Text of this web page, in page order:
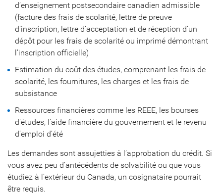
d’enseignement postsecondaire canadien admissible
(facture des frais de scolarité, lettre de preuve
d’inscription, lettre d’acceptation et de réception d’un
dépôt pour les frais de scolarité ou imprimé démontrant
l’inscription officielle)
Estimation du coût des études, comprenant les frais de
scolarité, les fournitures, les charges et les frais de
subsistance
Ressources financières comme les REEE, les bourses
d’études, l’aide financière du gouvernement et le revenu
d’emploi d’été
Les demandes sont assujetties à l’approbation du crédit. Si
vous avez peu d’antécédents de solvabilité ou que vous
étudiez à l’extérieur du Canada, un cosignataire pourrait
être requis.